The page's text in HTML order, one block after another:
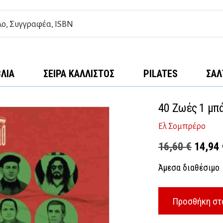
ΣΕΙΡΆ ΚΆΛΛΙΣΤΟΣ PILATES
40 Ζωές 1
Ελ Σομπρέρο
16,60€
price
16,60
14,94
Άμεσα διαθέσιμο
Προσθήκη